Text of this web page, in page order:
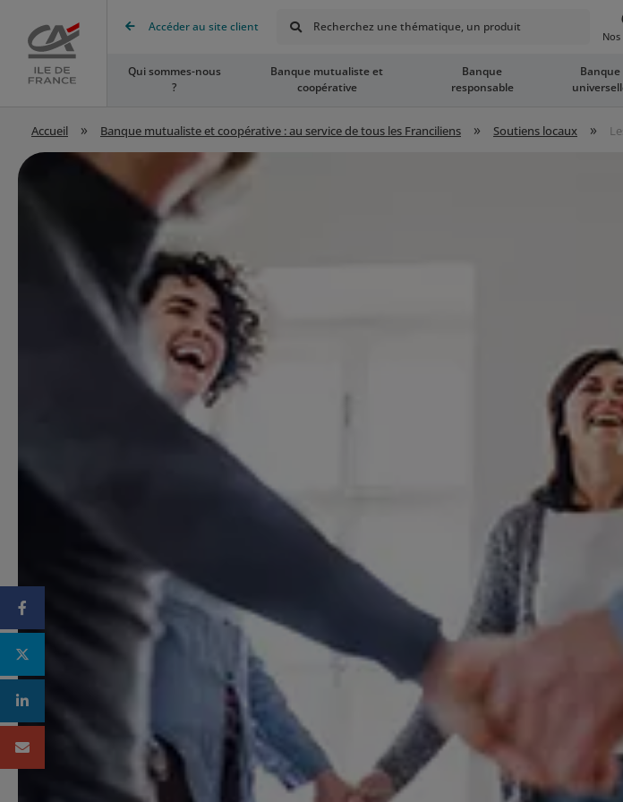
Accueil
Accéder au site client
Recherchez une thématique, un produit
Rechercher
Nos
Qui sommes-nous
?
Banque mutualiste et
coopérative
Banque
responsable
Banque
Accueil » Banque mutualiste et coopérative : au service de tous les Franciliens » Soutiens locaux »
Facebook
Twitter
Linkedin
Mail